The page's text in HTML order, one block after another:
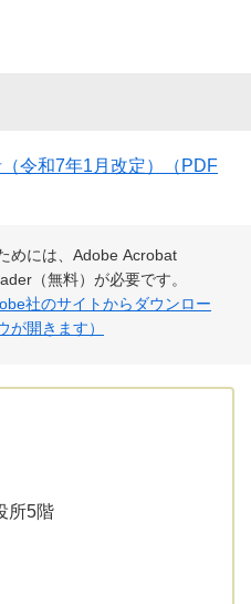
令和7年1月改定）
（PDF
めには、Adobe Acrobat
（無料）が必要です。
社のサイトからダウンロー
が開きます）
所5階